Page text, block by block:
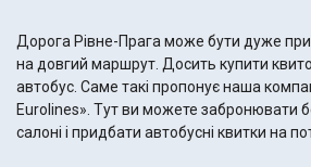
Дорога Рівне-Прага може бути дуже
на довгий маршрут. Досить купити
автобус. Саме такі пропонує наша
Eurolines». Тут ви можете забронювати
салоні і придбати автобусні квитки на